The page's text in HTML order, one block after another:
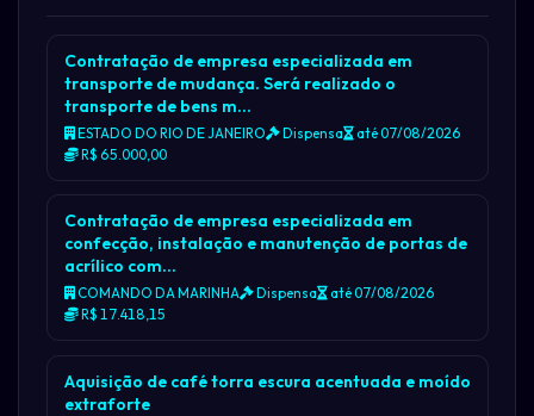
Contratação de empresa especializada em
transporte de mudança. Será realizado o
transporte de bens m…
ESTADO DO RIO DE JANEIRO Dispensa
até 07/08/2026
R$ 65.000,00
Contratação de empresa especializada em
confecção, instalação e manutenção de portas de
acrílico com…
COMANDO DA MARINHA Dispensa
até 07/08/2026
R$ 17.418,15
Aquisição de café torra escura acentuada e moído
extraforte